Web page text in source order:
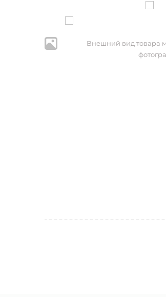
Внешний вид товара